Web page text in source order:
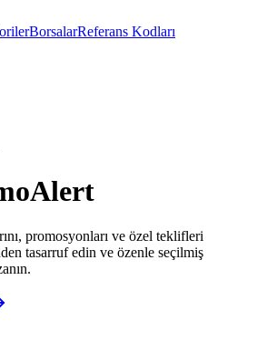
BorsalarReferans Kodları
promosyonları ve özel teklifleri
tasarruf edin ve özenle seçilmiş